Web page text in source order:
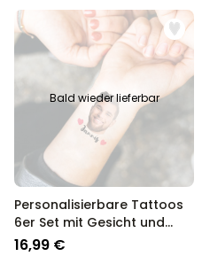
Bald wieder lieferbar
Personalisierbare Tattoos
6er Set mit Gesicht und
Text
16,99 €